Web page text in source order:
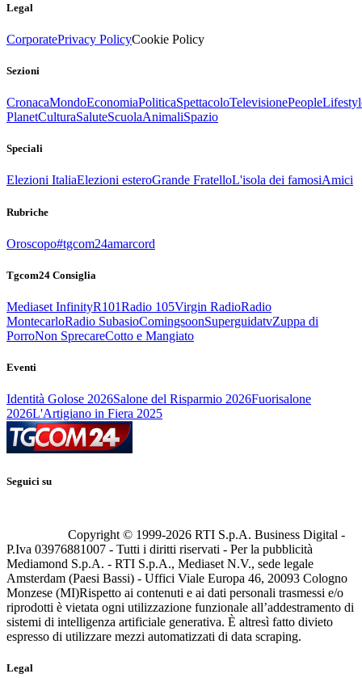
Legal
CorporatePrivacy PolicyCookie Policy
Sezioni
CronacaMondoEconomiaPoliticaSpettacoloTelevisionePeople
PlanetCulturaSaluteScuolaAnimaliSpazio
Speciali
Elezioni ItaliaElezioni esteroGrande FratelloL'isola dei famosiAmici
Rubriche
Oroscopo#tgcom24amarcord
Tgcom24 Consiglia
Mediaset InfinityR101Radio 105Virgin RadioRadio
MontecarloRadio SubasioComingsoonSuperguidatvZuppa di
PorroNon SprecareCotto e Mangiato
Eventi
Identità Golose 2026Salone del Risparmio 2026Fuorisalone
2026L'Artigiano in Fiera 2025
Seguici su
Copyright © 1999-2026 RTI S.p.A. Business Digital -
P.Iva 03976881007 - Tutti i diritti riservati - Per la pubblicità
Mediamond S.p.A. - RTI S.p.A., Mediaset N.V., sede legale
Amsterdam (Paesi Bassi) - Uffici Viale Europa 46, 20093 Cologno
Monzese (MI)Rispetto ai contenuti e ai dati personali trasmessi e/o
riprodotti è vietata ogni utilizzazione funzionale all’addestramento di
sistemi di intelligenza artificiale generativa. È altresì fatto divieto
espresso di utilizzare mezzi automatizzati di data scraping.
Legal